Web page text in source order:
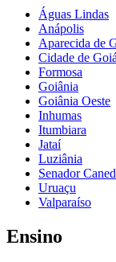
Águas Lindas
Anápolis
Aparecida de
Cidade de
Formosa
Goiânia
Goiânia Oeste
Inhumas
Itumbiara
Jataí
Luziânia
Senador
Uruaçu
Valparaíso
Ensino